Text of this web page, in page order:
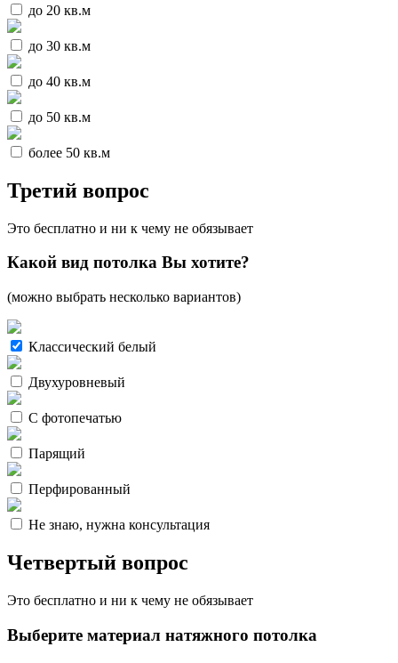
до 20 кв.м
до 30 кв.м
до 40 кв.м
до 50 кв.м
более 50 кв.м
Третий вопрос
Это бесплатно и ни к чему не обязывает
Какой вид потолка Вы хотите?
(можно выбрать несколько вариантов)
Классический белый
Двухуровневый
С фотопечатью
Парящий
Перфированный
Не знаю, нужна консультация
Четвертый вопрос
Это бесплатно и ни к чему не обязывает
Выберите материал натяжного потолка